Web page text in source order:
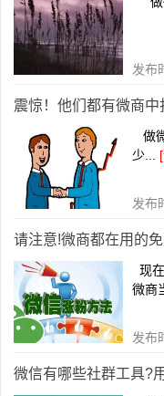
发布
做
少...
发布
请注意!微商都在用的
现
微商
发布
微信有哪些社群工具?